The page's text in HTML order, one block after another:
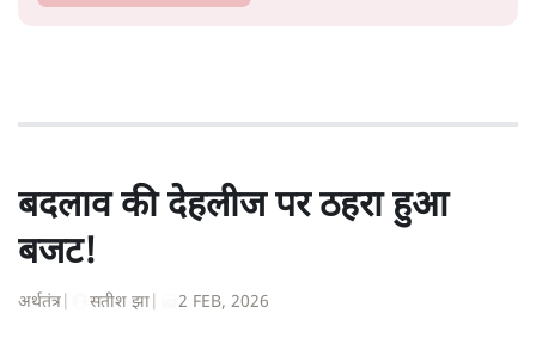
बदलाव की देहलीज पर ठहरा हुआ
बजट!
अर्थतंत्र सतीश झा 2 FEB, 2026